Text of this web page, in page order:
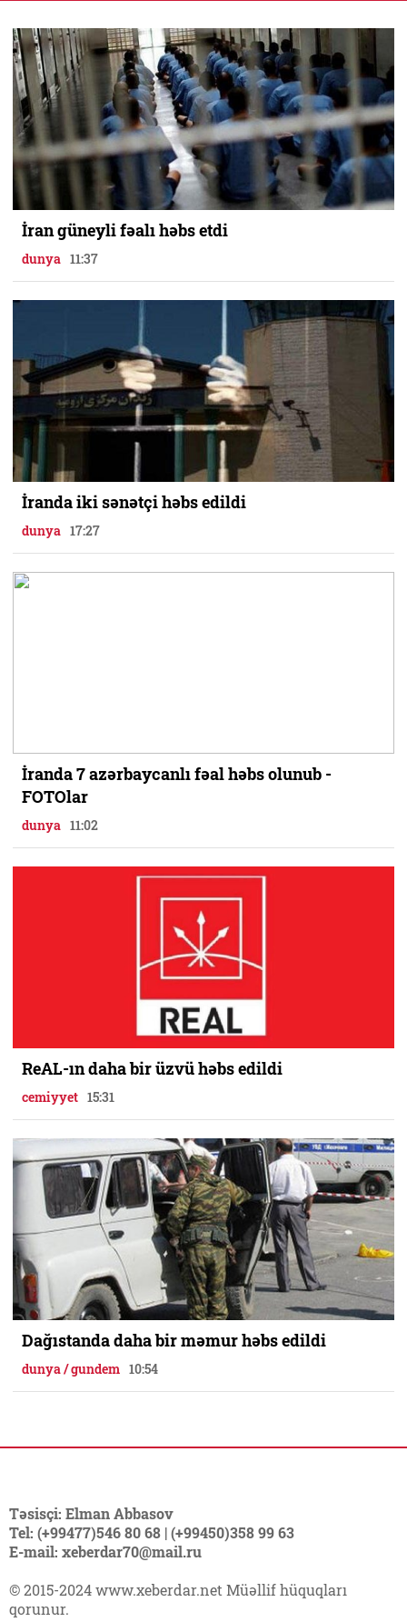
İran güneyli fəalı həbs etdi
dunya 11:37
İranda iki sənətçi həbs edildi
dunya 17:27
İranda 7 azərbaycanlı fəal həbs olunub -
FOTOlar
dunya 11:02
ReAL-ın daha bir üzvü həbs edildi
cemiyyet 15:31
Dağıstanda daha bir məmur həbs edildi
dunya / gundem 10:54
Təsisçi: Elman Abbasov
Tel: (+99477)546 80 68 | (+99450)358 99 63
E-mail: xeberdar70@mail.ru
© 2015-2024 www.xeberdar.net Müəllif hüquqları
qorunur.